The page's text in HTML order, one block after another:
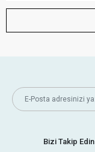
Bizi Takip Edin